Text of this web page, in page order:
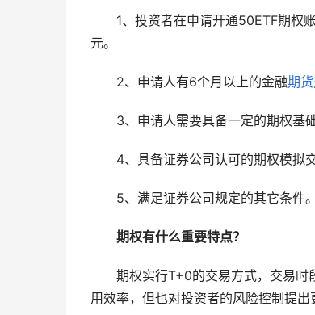
1、投资者在申请开通50ETF期权
元。
2、申请人有6个月以上的金融期货
3、申请人需要具备一定的期权基
4、具备证券公司认可的期权模拟交
5、满足证券公司规定的其它条件。
期权有什么重要特点？
期权实行T+0的交易方式，交易时
用效率，但也对投资者的风险控制提出